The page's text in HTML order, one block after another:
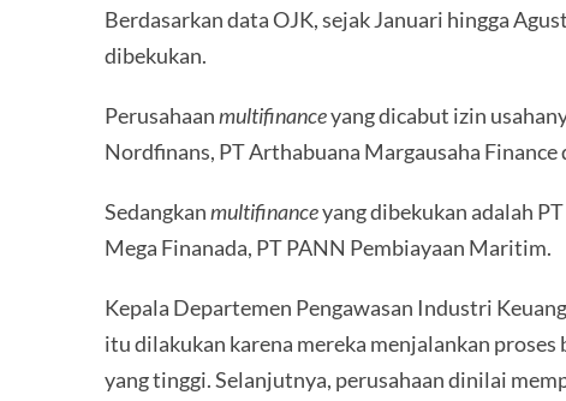
Berdasarkan data OJK, sejak Januari hingga
dibekukan.
Perusahaanmultifinanceyang dicabut izin
Nordfinans, PT Arthabuana Margausaha
Sedangkanmultifinanceyang dibekukan adalah
Mega Finanada, PT PANN Pembiayaan Maritim.
Kepala Departemen Pengawasan Industri
itu dilakukan karena mereka menjalankan
yang tinggi. Selanjutnya, perusahaan dinilai